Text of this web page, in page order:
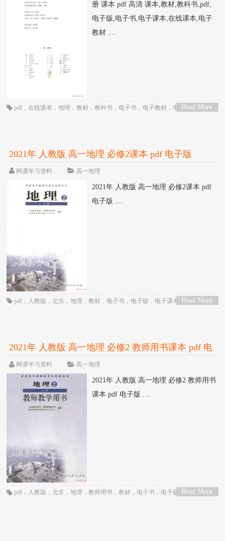
册 课本 pdf 高清 课本,教材,教科书,pdf,
电子版,电子书,电子课本,在线课本,电子
教材 ....
Read More
pdf ，在线课本 ，地理 ，教材 ，教科书 ， 电子书 ， 电子教材 ， 电子版， 电子
2021年 人教版 高一地理 必修2课本 pdf 电子版
网课学习资料 高一地理
2021年 人教版 高一地理 必修2课本 pdf
电子版 ....
Read More
pdf ， 人教版 ，北京 ，地理 ，教材 ， 电子书 ， 电子版 ， 电子课本 ，统编版，
2021年 人教版 高一地理 必修2 教师用书课本 pdf 电
子版
网课学习资料 高一地理
2021年 人教版 高一地理 必修2 教师用书
课本 pdf 电子版 ....
Read More
pdf ， 人教版 ，北京 ，地理 ，教师用书 ，教材 ， 电子书 ， 电子版 ，电子课